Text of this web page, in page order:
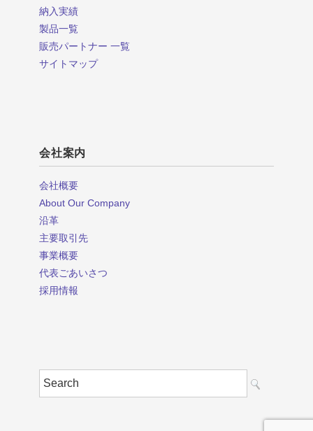
納入実績
製品一覧
販売パートナー 一覧
サイトマップ
会社案内
会社概要
About Our Company
沿革
主要取引先
事業概要
代表ごあいさつ
採用情報